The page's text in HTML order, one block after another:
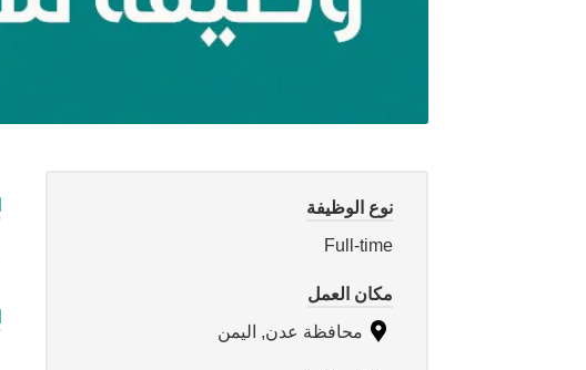
نوع الوظيفة
Full-time
مكان العمل
محافظة عدن, اليمن